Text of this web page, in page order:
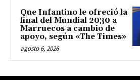
Que Infantino le ofreció la
final del Mundial 2030 a
Marruecos a cambio de
apoyo, según «The Times»
agosto 6, 2026